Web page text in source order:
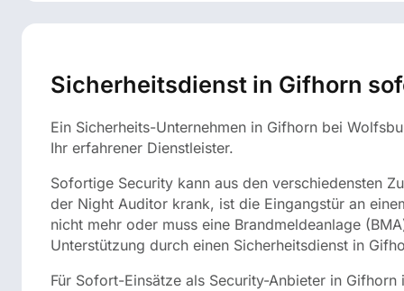
Sicherheitsdienst in Gifhorn
Ein Sicherheits-Unternehmen in Gifhorn bei
Ihr erfahrener Dienstleister.
Sofortige Security kann aus den verschiedensten
der Night Auditor krank, ist die Eingangstür an
nicht mehr oder muss eine Brandmeldeanlage
Unterstützung durch einen Sicherheitsdienst in
Für Sofort-Einsätze als Security-Anbieter in